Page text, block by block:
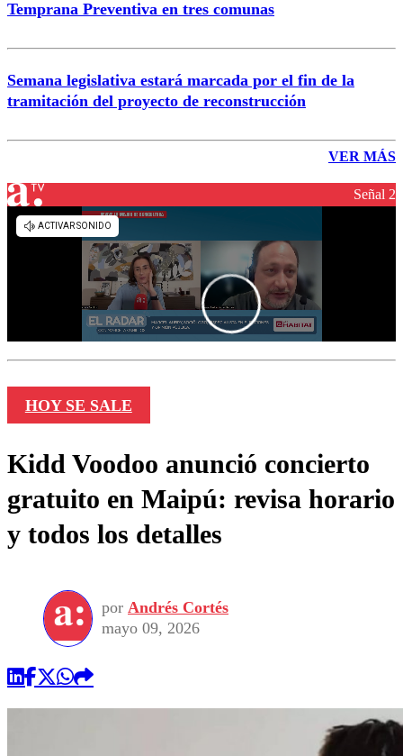
Temprana Preventiva en tres comunas
Semana legislativa estará marcada por el fin de la
tramitación del proyecto de reconstrucción
VER MÁS
Señal 2
HOY SE SALE
Kidd Voodoo anunció concierto
gratuito en Maipú: revisa horario
y todos los detalles
por Andrés Cortés
mayo 09, 2026